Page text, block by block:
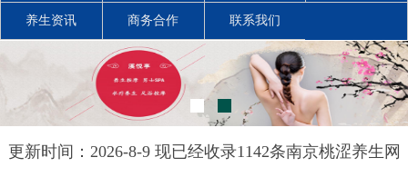
养生资讯 商务合作 联系我们
更新时间：2026-8-9 现已经收录1142条南京桃涩养生网